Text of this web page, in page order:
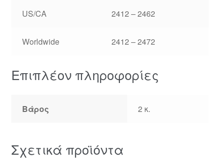
US/CA 2412 – 2462
Worldwide 2412 – 2472
Επιπλέον πληροφορίες
Βάρος 2 κ.
Σχετικά προϊόντα